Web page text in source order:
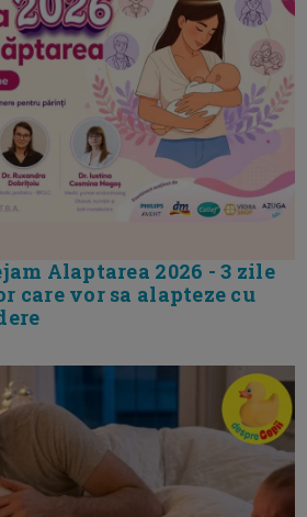
Alaptarea 2026 - 3 zile
care vor sa alapteze cu